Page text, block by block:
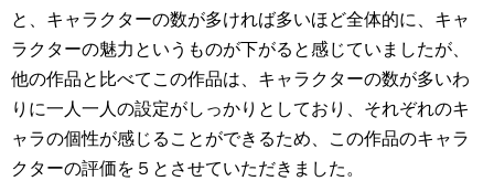
と、キャラクターの数が多ければ多いほど全体的に、キャ
ラクターの魅力というものが下がると感じていましたが、
他の作品と比べてこの作品は、キャラクターの数が多いわ
りに一人一人の設定がしっかりとしており、それぞれのキ
ャラの個性が感じることができるため、この作品のキャラ
クターの評価を５とさせていただきました。